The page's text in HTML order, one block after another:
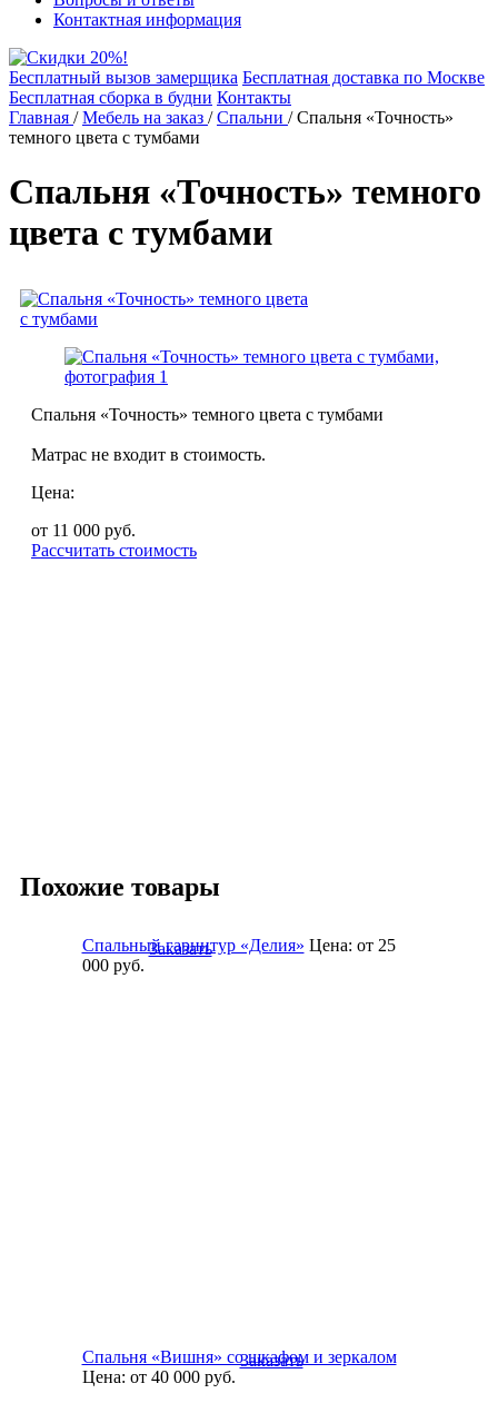
Контактная информация
Бесплатный вызов замерщика Бесплатная доставка по Москве
Бесплатная сборка в будни Контакты
Главная /Мебель на заказ /Спальни /Спальня «Точность»
темного цвета с тумбами
Спальня «Точность» темного
цвета с тумбами
Спальня «Точность» темного цвета с тумбами
Матрас не входит в стоимость.
Цена:
от 11 000 руб.
Рассчитать стоимость
Похожие товары
Спальный гарнитур «Делия» Цена: от 25
000руб.
Заказать
Спальня «Вишня» со шкафом и зеркалом
Цена: от 40 000руб.
Заказать